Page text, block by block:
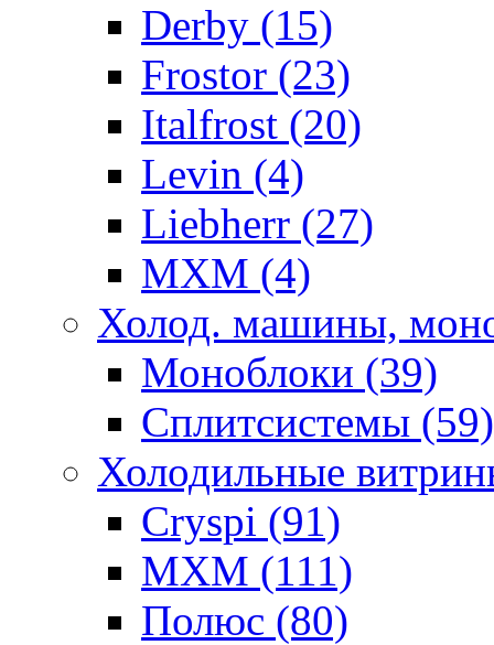
Derby (15)
Frostor (23)
Italfrost (20)
Levin (4)
Liebherr (27)
МХМ (4)
Холод. машины,
Моноблоки (39)
Сплитсистемы (59)
Холодильные
Cryspi (91)
МХМ (111)
Полюс (80)